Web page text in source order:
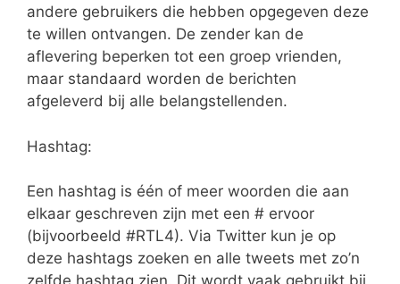
andere gebruikers die hebben opgegeven deze
te willen ontvangen. De zender kan de
aflevering beperken tot een groep vrienden,
maar standaard worden de berichten
afgeleverd bij alle belangstellenden.
Hashtag:
Een hashtag is één of meer woorden die aan
elkaar geschreven zijn met een # ervoor
(bijvoorbeeld #RTL4). Via Twitter kun je op
deze hashtags zoeken en alle tweets met zo’n